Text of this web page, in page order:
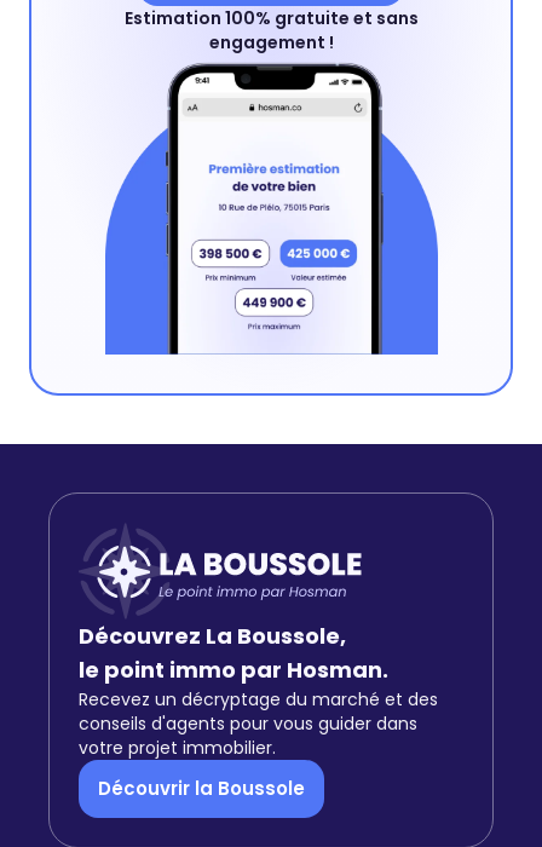
Estimation 100% gratuite et sans
engagement !
Découvrez La Boussole,
le point immo par Hosman.
Recevez un décryptage du marché et des
conseils d'agents pour vous guider dans
votre projet immobilier.
Découvrir la Boussole